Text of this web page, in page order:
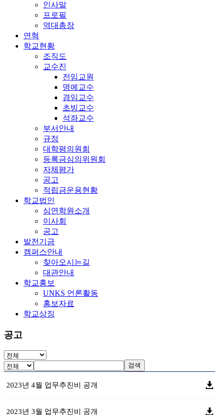
인사말
프로필
역대총장
연혁
학교현황
조직도
교수진
전임교원
명예교수
겸임교수
초빙교수
석좌교수
부서안내
규정
대학평의원회
등록금심의위원회
자체평가
공고
적립금운용현황
학교법인
심연학원소개
이사회
공고
발전기금
캠퍼스안내
찾아오시는길
대관안내
학교홍보
UNKS 언론활동
홍보자료
학교상징
공고
검색
2023년 4월 업무추진비 공개
2023년 3월 업무추진비 공개